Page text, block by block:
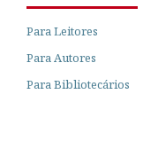
Para Leitores
Para Autores
Para Bibliotecários